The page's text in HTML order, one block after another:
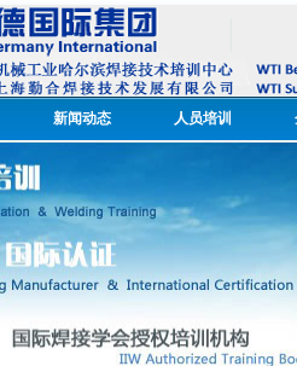
新闻动态 人员培训